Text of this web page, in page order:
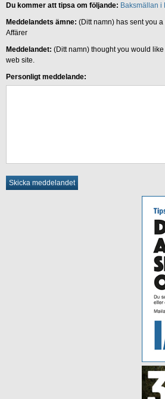
Du kommer att tipsa om följande: Baksmällan i
Meddelandets ämne: (Ditt namn) has sent you
Affärer
Meddelandet: (Ditt namn) thought you would
web site.
Personligt meddelande: